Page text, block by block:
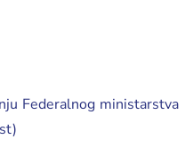
Federalnog ministarstva